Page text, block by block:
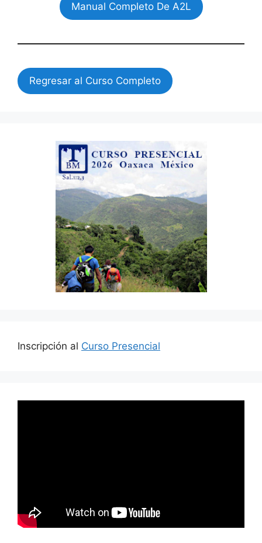
Manual Completo De A2L
Regresar al Curso Completo
Inscripción al Curso Presencial